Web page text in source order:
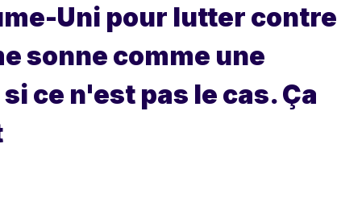
Uni pour lutter contre
sonne comme une
ce n'est pas le cas. Ça